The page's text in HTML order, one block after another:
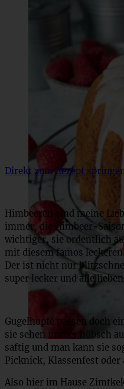
Direkt zum Rezept springen
Himbeeren sind meine
immer, die Himbeer-
wichtiger, sie ordentlich
mit diesem famos
Der ist nicht nur
super lecker und alle
Gugelhupfe passen doch
sie sehen immer hübsch
saftig und man kann sie
Picknick, Klassenfest oder
Also hier im Hause